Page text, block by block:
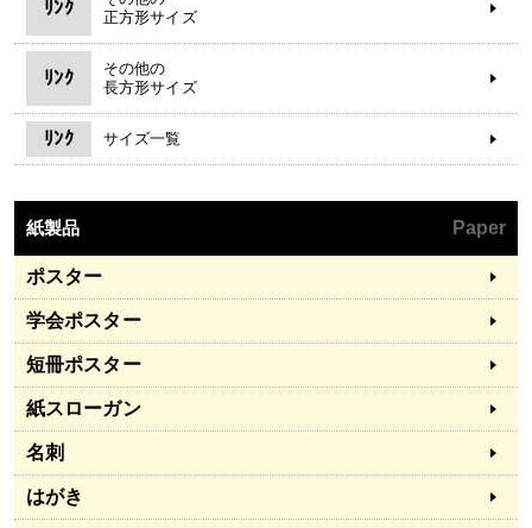
ﾘﾝｸ
正方形サイズ
ﾘﾝｸ
その他の
長方形サイズ
ﾘﾝｸ サイズ一覧
紙製品 Paper
ポスター
学会ポスター
短冊ポスター
紙スローガン
名刺
はがき